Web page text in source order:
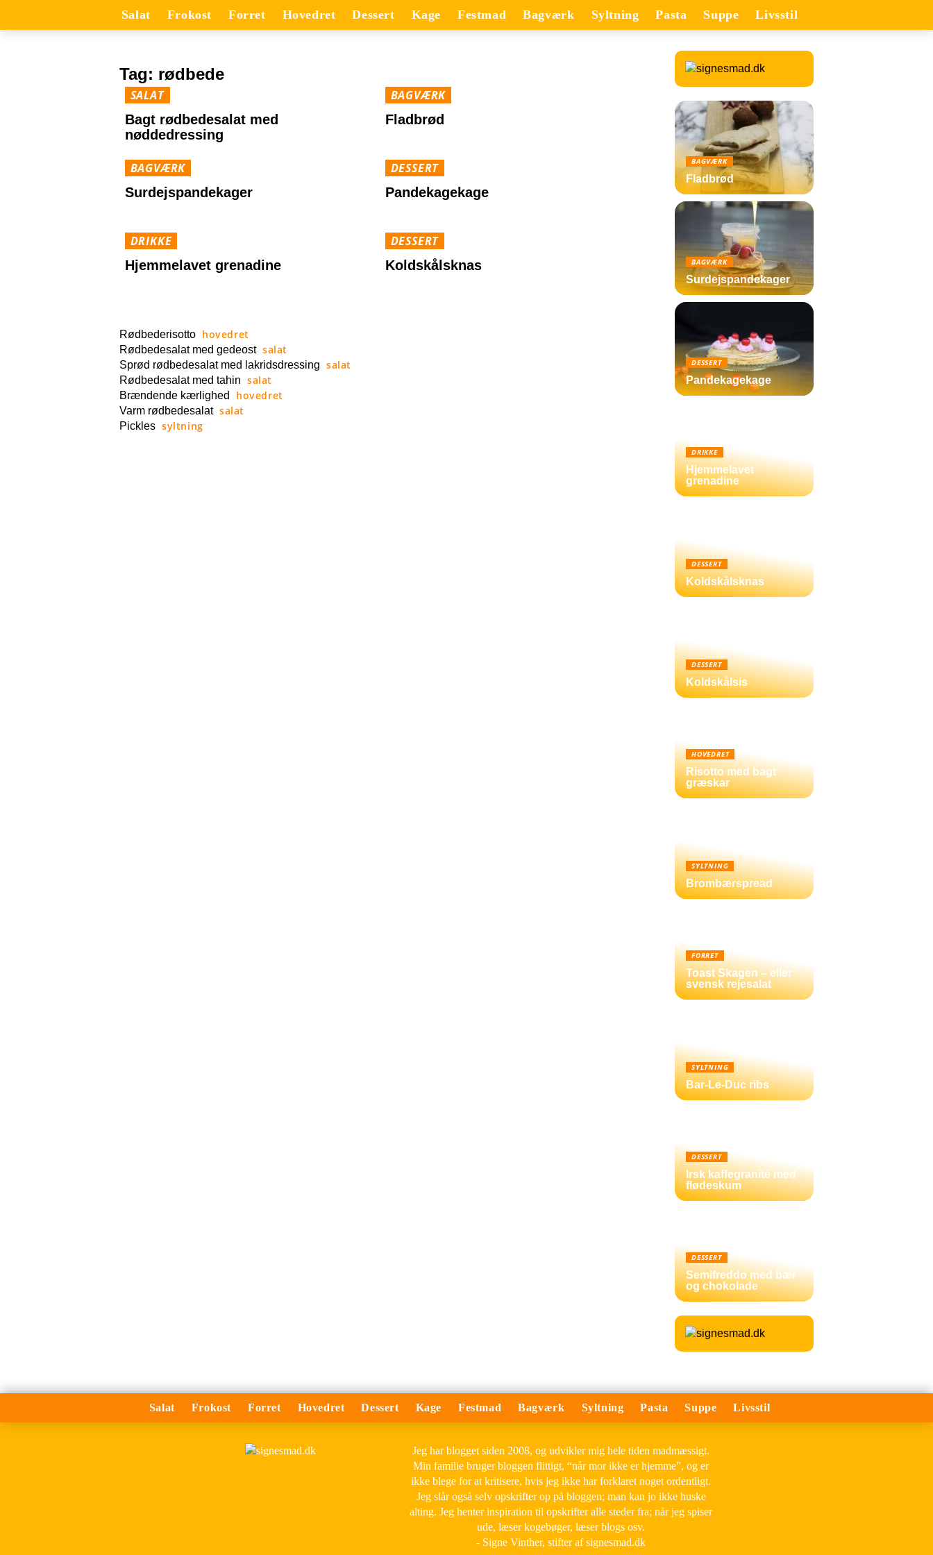
Salat Frokost Forret Hovedret Dessert Kage Festmad Bagværk Syltning Pasta Suppe Livsstil
Tag: rødbede
SALAT
Bagt rødbedesalat med
nøddedressing
BAGVÆRK
Fladbrød
BAGVÆRK
Surdejspandekager
DESSERT
Pandekagekage
DRIKKE
Hjemmelavet grenadine
DESSERT
Koldskålsknas
Rødbederisotto hovedret
Rødbedesalat med gedeost salat
Sprød rødbedesalat med lakridsdressing salat
Rødbedesalat med tahin salat
Brændende kærlighed hovedret
Varm rødbedesalat salat
Pickles syltning
BAGVÆRK
Fladbrød
BAGVÆRK
Surdejspandekager
DESSERT
Pandekagekage
DRIKKE
Hjemmelavet
grenadine
DESSERT
Koldskålsknas
DESSERT
Koldskålsis
HOVEDRET
Risotto med bagt
græskar
SYLTNING
Brombærspread
FORRET
Toast Skagen – eller
svensk rejesalat
SYLTNING
Bar-Le-Duc ribs
DESSERT
Irsk kaffegranité med
flødeskum
DESSERT
Semifreddo med bær
og chokolade
Salat Frokost Forret Hovedret Dessert Kage Festmad Bagværk Syltning Pasta Suppe Livsstil
Jeg har blogget siden 2008, og udvikler mig hele tiden madmæssigt.
Min familie bruger bloggen flittigt, “når mor ikke er hjemme”, og er
ikke blege for at kritisere, hvis jeg ikke har forklaret noget ordentligt.
Jeg slår også selv opskrifter op på bloggen; man kan jo ikke huske
alting. Jeg henter inspiration til opskrifter alle steder fra; når jeg spiser
ude, læser kogebøger, læser blogs osv.
- Signe Vinther, stifter af signesmad.dk